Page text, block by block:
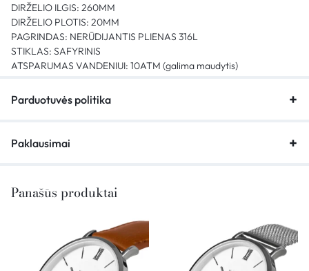
DIRŽELIO ILGIS: 260MM
DIRŽELIO PLOTIS: 20MM
PAGRINDAS: NERŪDIJANTIS PLIENAS 316L
STIKLAS: SAFYRINIS
ATSPARUMAS VANDENIUI: 10ATM (galima maudytis)
Parduotuvės politika
Paklausimai
Panašūs produktai